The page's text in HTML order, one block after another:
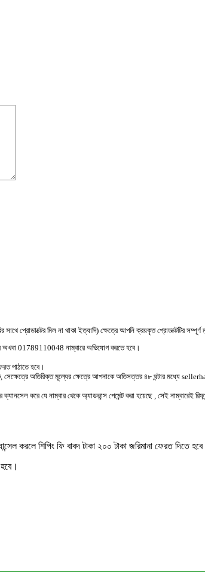
প্রোডাক্টের মিল না থাকা ইত্যাদি) ক্ষেত্রে আপনি ক্রয়কৃত প্রোডাক্টটির সম্পূর্ণ
01789110048 নাম্বারে অভিযোগ করতে হবে।
পাঠাতে হবে।
সেক্ষেত্রে অতিরিক্ত মূল্যের ক্ষেত্রে আপনাকে অতিসত্তর ৪৮ ঘন্টার মধ্যে
করে যে নাম্বার থেকে অ্যাডভান্স পেমেন্ট করা হয়েছে , সেই নাম্বারেই
করলে শিপিং ফি বাবদ টাকা ২০০ টাকা জরিমানা ফেরত দিতে